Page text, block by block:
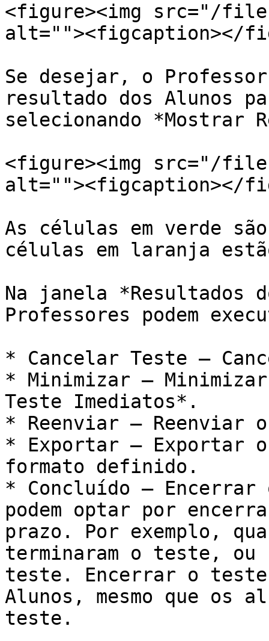
<figure><img src="/files/
alt=""><figcaption></
Se desejar, o Professor
resultado dos Alunos
selecionando *Mostrar
<figure><img src="/
alt=""><figcaption></
As células em verde
células em laranja
Na janela *Resultados
Professores podem
* Cancelar Teste –
* Minimizar –
Teste Imediatos*.
* Reenviar – Reenviar
* Exportar – Exportar
formato definido.
* Concluído –
podem optar por
prazo. Por exemplo,
terminaram o teste, ou
teste. Encerrar o
Alunos, mesmo que os